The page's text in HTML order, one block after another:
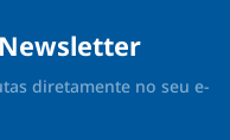
diretamente no seu e-